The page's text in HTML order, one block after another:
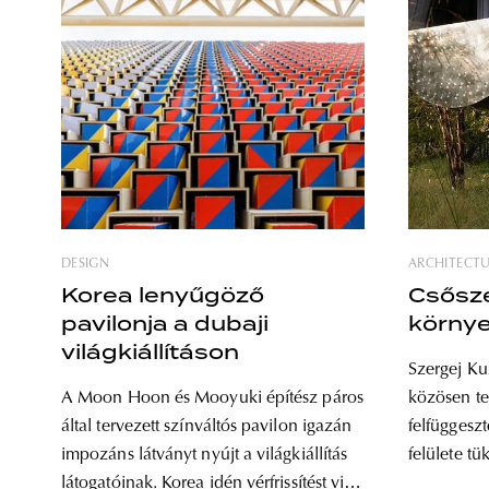
DESIGN
Korea lenyűgöző
pavilonja a dubaji
világkiállításon
A Moon Hoon és Mooyuki építész páros
által tervezett színváltós pavilon igazán
impozáns látványt nyújt a világkiállítás
látogatóinak. Korea idén vérfrissítést vitt
Szergej
közösen
felülete